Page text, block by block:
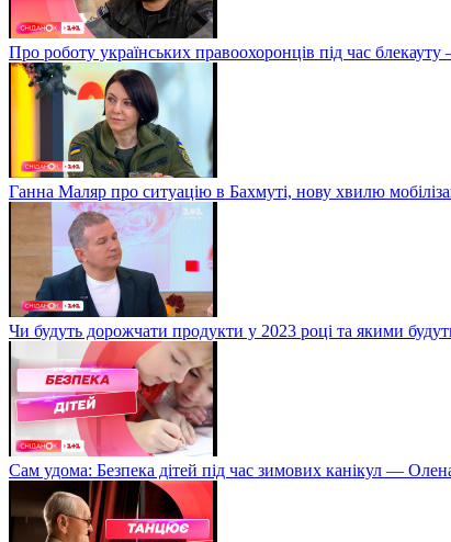
Про роботу українських правоохоронців під час
Ганна Маляр про ситуацію в Бахмуті, нову хвилю
Чи будуть дорожчати продукти у 2023 році та якими
Сам удома: Безпека дітей під час зимових канікул —